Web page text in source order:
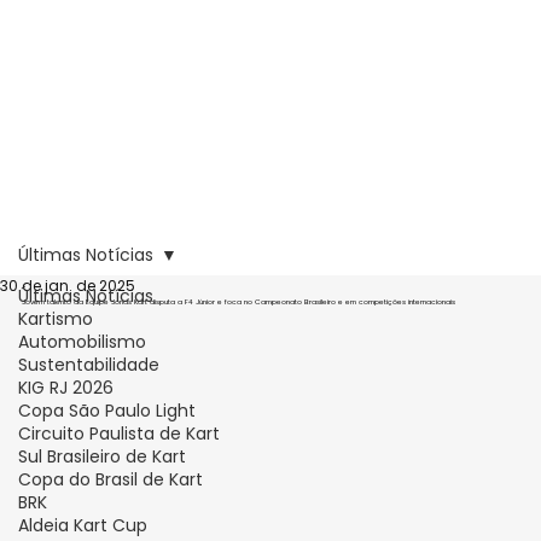
Últimas Notícias
Kartismo
Automobilismo
Sustentabilidade
KIG RJ 2026
Copa São Paulo Light
Circuito Paulista de Kart
Sul Brasileiro de Kart
Copa do Brasil de Kart
BRK
Aldeia Kart Cup
Últimas Notícias
30 de jan. de 2025
Jovem talento da Equipe Jonas Kart disputa a F4 Júnior e foca no Campeonato Brasileiro e em competições internacionais